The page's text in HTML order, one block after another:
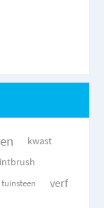
kwast
tuinsteen verf